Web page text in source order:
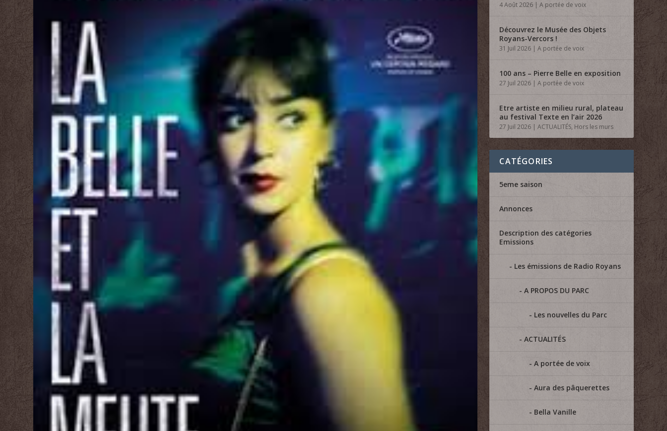
4 Août 2026 |A portée de voix
Découvrez le Musée des Objets
Royans-Vercors !
31 Juil 2026 |A portée de voix
100 ans – Pierre Belle en exposition
27 Juil 2026 |A portée de voix
Etre artiste en milieu rural, plateau
au festival Texte en l’air 2026
27 Juil 2026 |ACTUALITÉS, Hors les murs
CATÉGORIES
5eme saison
Annonces
Description des catégories
Emissions
Les émissions de Radio Royans
A PROPOS DU PARC
Les nouvelles du Parc
ACTUALITÉS
A portée de voix
Aura des pâquerettes
Bella Vanille